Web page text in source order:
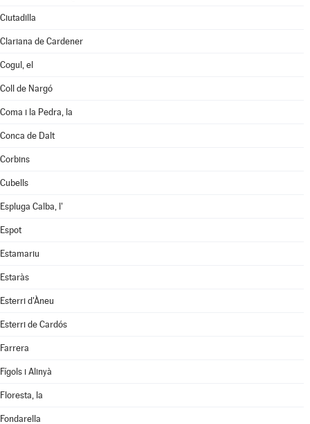
Ciutadilla
Clariana de Cardener
Cogul, el
Coll de Nargó
Coma i la Pedra, la
Conca de Dalt
Corbins
Cubells
Espluga Calba, l'
Espot
Estamariu
Estaràs
Esterri d'Àneu
Esterri de Cardós
Farrera
Fígols i Alinyà
Floresta, la
Fondarella